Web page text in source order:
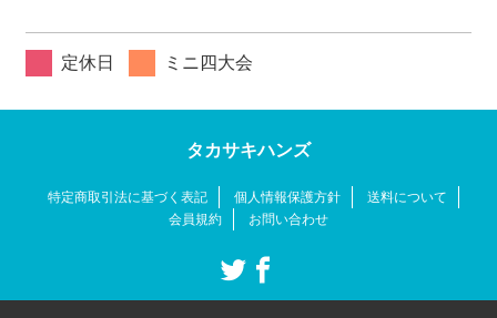
定休日 ミニ四大会
タカサキハンズ
特定商取引法に基づく表記 個人情報保護方針
送料について
会員規約
お問い合わせ